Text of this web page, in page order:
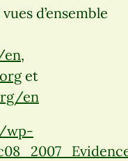
d’ensemble
,
et
en
wp-